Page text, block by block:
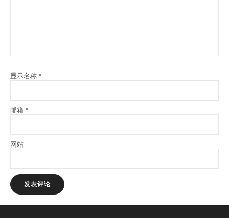
显示名称 *
邮箱 *
网站